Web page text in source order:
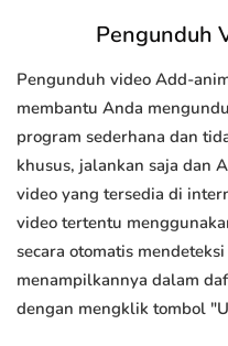
Pengunduh
Pengunduh video Add-
membantu Anda
program sederhana dan
khusus, jalankan saja dan
video yang tersedia di
video tertentu
secara otomatis
menampilkannya dalam
dengan mengklik tombol